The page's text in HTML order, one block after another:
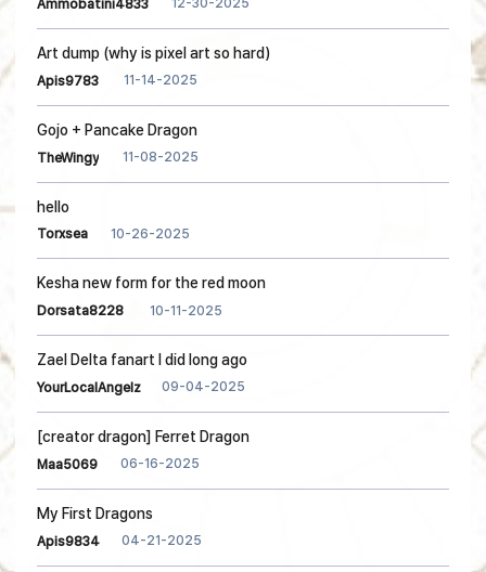
Ammobatini4833 12-30-2025
Art dump (why is pixel art so hard)
Apis9783 11-14-2025
Gojo + Pancake Dragon
TheWingy 11-08-2025
hello
Torxsea 10-26-2025
Kesha new form for the red moon
Dorsata8228 10-11-2025
Zael Delta fanart I did long ago
YourLocalAngelz 09-04-2025
[creator dragon] Ferret Dragon
Maa5069 06-16-2025
My First Dragons
Apis9834 04-21-2025